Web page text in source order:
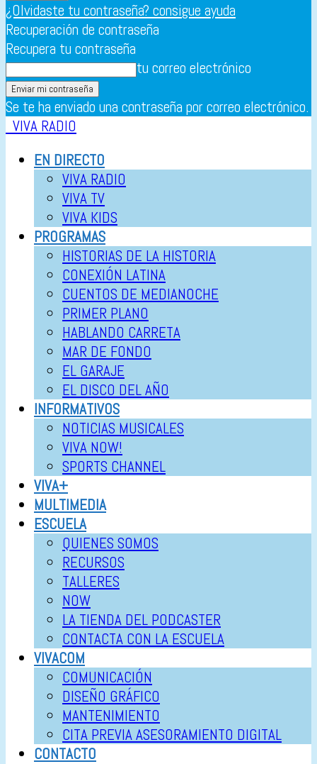
¿Olvidaste tu contraseña? consigue ayuda
Recuperación de contraseña
Recupera tu contraseña
tu correo electrónico
Se te ha enviado una contraseña por correo electrónico.
VIVA RADIO
EN DIRECTO
VIVA RADIO
VIVA TV
VIVA KIDS
PROGRAMAS
HISTORIAS DE LA HISTORIA
CONEXIÓN LATINA
CUENTOS DE MEDIANOCHE
PRIMER PLANO
HABLANDO CARRETA
MAR DE FONDO
EL GARAJE
EL DISCO DEL AÑO
INFORMATIVOS
NOTICIAS MUSICALES
VIVA NOW!
SPORTS CHANNEL
VIVA+
MULTIMEDIA
ESCUELA
QUIENES SOMOS
RECURSOS
TALLERES
NOW
LA TIENDA DEL PODCASTER
CONTACTA CON LA ESCUELA
VIVACOM
COMUNICACIÓN
DISEÑO GRÁFICO
MANTENIMIENTO
CITA PREVIA ASESORAMIENTO DIGITAL
CONTACTO